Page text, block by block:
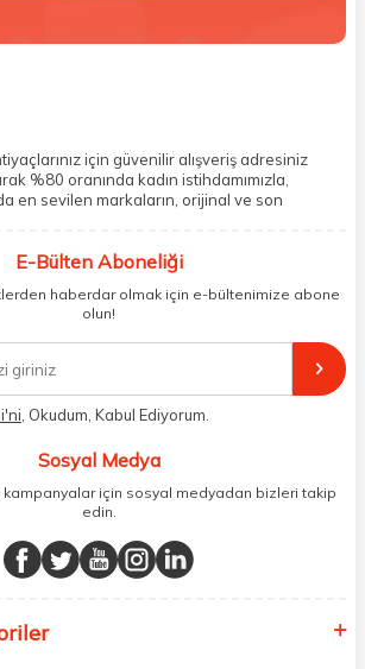
için güvenilir alışveriş adresiniz
%80 oranında kadın istihdamımızla,
en sevilen markaların, orijinal ve son
bir durumdan dolayı olumsuz olarak geri
aracılığı ile gerekli tüm desteği sağlıyoruz.
yüzlerce marka ve binlerce ürün seçeneğini
ya da markaların yetkili Türkiye
olarak tedarik ediyor ve müşterilerimize
orijinal ambalajlarda gönderim sağlıyoruz.
geri dönüştürülebilir malzemeler kullanarak
indiriyor ve daha yaşanabilir bir dünya
E-Bülten Aboneliği
haberdar olmak için e-bültenimize abone
olun!
, Okudum, Kabul Ediyorum.
Sosyal Medya
için sosyal medyadan bizleri takip
edin.